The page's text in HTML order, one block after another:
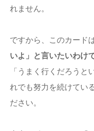
れません。
ですから、このカード
いよ」と言いたいわけ
「うまく行くだろう
れでも努力を続けてい
ださい。